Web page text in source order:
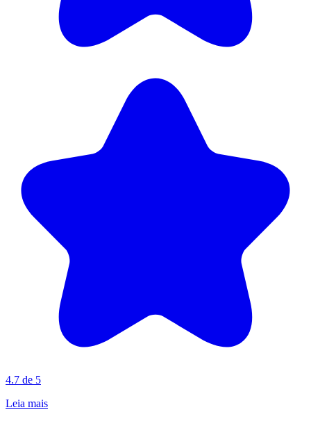
4.7 de 5
Leia mais